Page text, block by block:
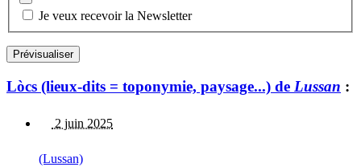
Je veux recevoir la Newsletter
Lòcs (lieux-dits = toponymie, paysage...) de Lussan :
2 juin 2025
(Lussan)